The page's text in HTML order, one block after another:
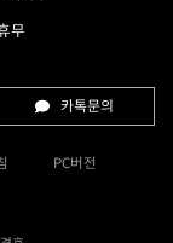
무
카톡문의
PC버전